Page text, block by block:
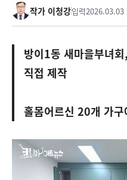
작가 이청강입력2026.03.03
방이1동 새마을부녀
직접 제작
홀몸어르신 20개 가구